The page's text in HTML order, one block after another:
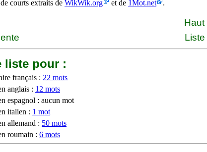
courts extraits de WikWik.org et de 1Mot.net .
Haut
liste pour :
français : 22 mots
anglais : 12 mots
espagnol : aucun mot
italien : 1 mot
allemand : 50 mots
roumain : 6 mots